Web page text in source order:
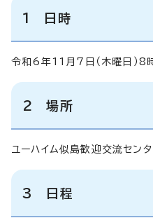
1 日時
令和6年11月7日（木曜日）
2 場所
ユーハイム似島歓迎交流センタ
3 日程